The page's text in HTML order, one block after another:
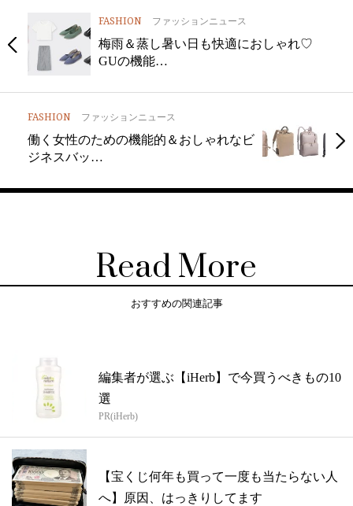
FASHION ファッションニュース
梅雨＆蒸し暑い日も快適におしゃれ♡
GUの機能…
FASHION ファッションニュース
働く女性のための機能的＆おしゃれなビ
ジネスバッ…
Read More
おすすめの関連記事
編集者が選ぶ【iHerb】で今買うべきもの10
選
PR(iHerb)
【宝くじ何年も買って一度も当たらない人
へ】原因、はっきりしてます